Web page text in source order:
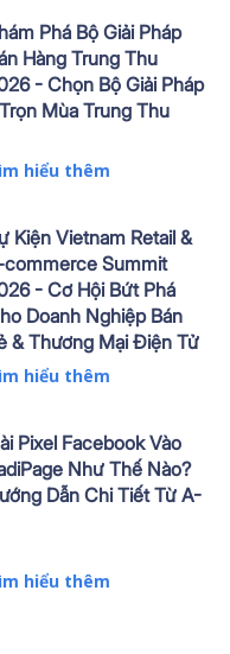
Phá Bộ Giải Pháp
Hàng Trung Thu
- Chọn Bộ Giải Pháp
Mùa Trung Thu
hiểu thêm
Kiện Vietnam Retail &
commerce Summit
- Cơ Hội Bứt Phá
Doanh Nghiệp Bán
& Thương Mại Điện Tử
hiểu thêm
Pixel Facebook Vào
Như Thế Nào?
Dẫn Chi Tiết Từ A-
hiểu thêm